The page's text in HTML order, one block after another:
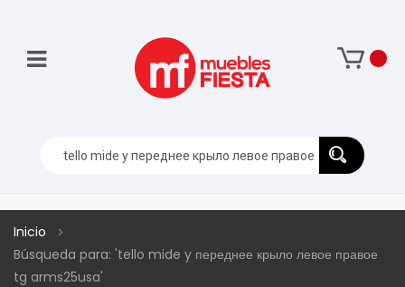
Inicio
Búsqueda para: 'tello mide y переднее крыло левое правое
tg arms25usa'